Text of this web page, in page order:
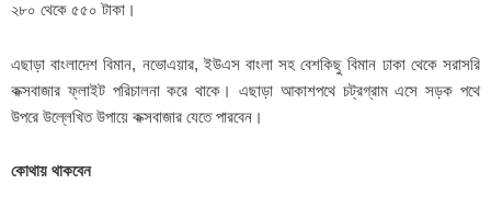
২৮০ থেকে ৫৫০ টাকা।
এছাড়া বাংলাদেশ বিমান, নভোএয়ার, ইউএস বাংলা সহ বেশকিছু বিমান ঢাকা থেকে সরাসরি
কক্সবাজার ফ্লাইট পরিচালনা করে থাকে। এছাড়া আকাশপথে চট্রগ্রাম এসে সড়ক পথে
উপরে উল্লেখিত উপায়ে কক্সবাজার যেতে পারবেন।
কোথায় থাকবেন